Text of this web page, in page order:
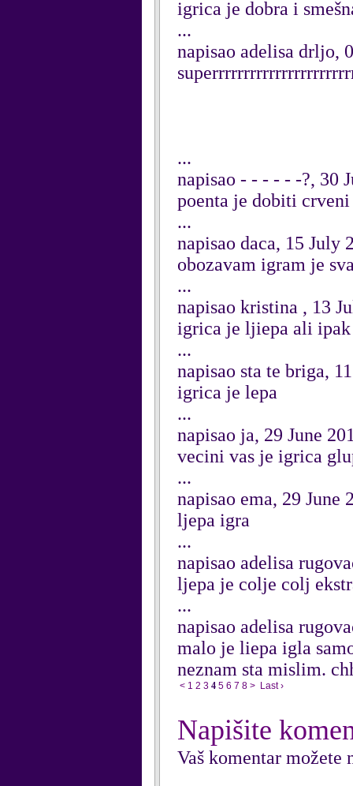
igrica je dobra i
...
napisao adelisa drljo,
...
napisao - - - - - -?, 30
poenta je dobiti
...
napisao daca, 15 July
obozavam igram je
...
napisao kristina , 13
igrica je ljiepa ali ipak
...
napisao sta te briga,
igrica je lepa
...
napisao ja, 29 June
vecini vas je igrica
...
napisao ema, 29 June
ljepa igra
...
napisao adelisa
ljepa je colje colj
...
napisao adelisa
malo je liepa igla
neznam sta mislim.
< 1 2 3 4 5 6 7 8 > Last ›
Napišite
Vaš komentar možete